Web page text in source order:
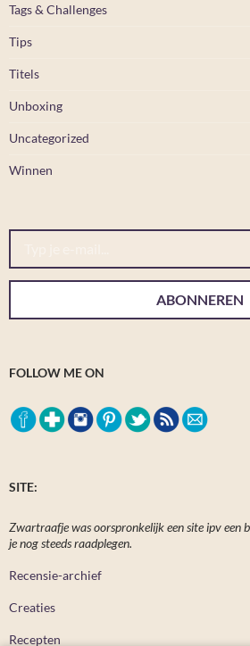
Tags & Challenges
Tips
Titels
Unboxing
Uncategorized
Winnen
Typ je e-mail...
ABONNEREN
FOLLOW ME ON
SITE:
Zwartraafje was oorspronkelijk een site ipv een
je nog steeds raadplegen.
Recensie-archief
Creaties
Recepten